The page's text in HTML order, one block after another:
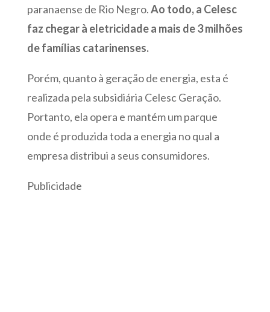
paranaense de Rio Negro.Ao todo, a Celesc
faz chegar à eletricidade a mais de 3 milhões
de famílias catarinenses.
Porém, quanto à geração de energia, esta é
realizada pela subsidiária Celesc Geração.
Portanto, ela opera e mantém um parque
onde é produzida toda a energia no qual a
empresa distribui a seus consumidores.
Publicidade